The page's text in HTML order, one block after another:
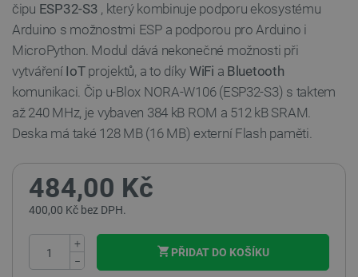
čipu ESP32-S3 , který kombinuje podporu ekosystému
Arduino s možnostmi ESP a podporou pro Arduino i
MicroPython. Modul dává nekonečné možnosti při
vytváření IoTprojektů, a to díky WiFi a Bluetooth
komunikaci. Čip u-Blox NORA-W106 (ESP32-S3) s taktem
až 240 MHz, je vybaven 384 kB ROM a 512 kB SRAM.
Deska má také 128 MB (16 MB) externí Flash paměti.
484,00 Kč
400,00 Kč bez DPH.
+
−
PŘIDAT DO KOŠÍKU